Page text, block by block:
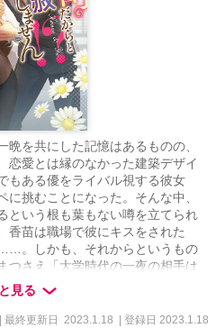
を共にした記憶はあるものの、
恋愛とは縁のなかった建築デザイ
もある優をライバル視する彼女
挑むことになった。そんな中、
という根も葉もない噂を立てられ
香苗は職場で彼にキスをされた
。しかも、それからというもの
つさえ「大学時代の一夜の相手は
見る
| 最終更新日 2023.1.18 | 登録日 2023.1.18